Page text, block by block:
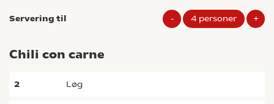
Servering til - 4 personer +
Chili con carne
2 løg